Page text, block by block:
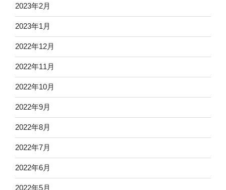
2023年2月
2023年1月
2022年12月
2022年11月
2022年10月
2022年9月
2022年8月
2022年7月
2022年6月
2022年5月